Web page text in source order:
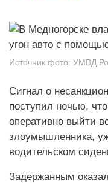
Источник фото: УМВД
Сигнал о
поступил ночью,
оперативно выйти
злоумышленника,
водительском
Задержанным